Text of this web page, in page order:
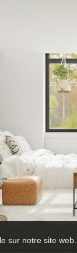
sur notre site